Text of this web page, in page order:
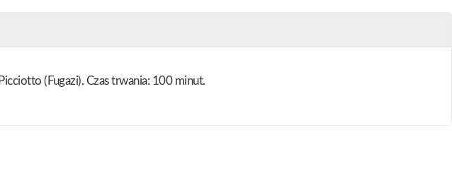
(Fugazi). Czas trwania: 100 minut.